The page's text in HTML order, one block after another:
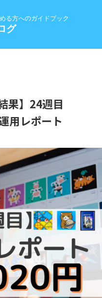
る方へのガイドブック
グ
果】24週目
用レポート